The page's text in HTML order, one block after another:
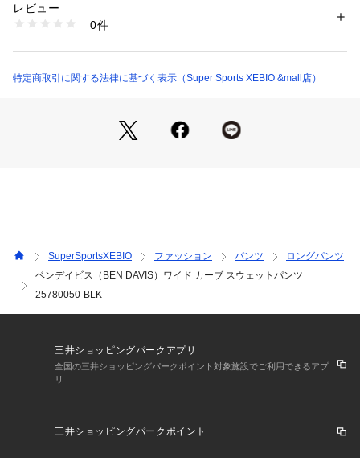
28cm 【股下】70.5cm 【すそ幅】28.5cm 【わたり幅】35cm
●Lサイズ詳細:【ウエスト】87cm 【ヒップ】116cm 【股上】
上】31cm 【股下】75cm 【すそ幅】30cm 【わたり幅】37cm
【商品の購入にあたっての注意事項】
※掲載の価格・製品のパッケージ・デザイン・仕様について、
予告なく変更することがあります。あらかじめご了承くださ
い。2025年秋冬モデル 2025fwmodel ベンデイビス BEN DAVI
S BENDAVIS スーパースポーツゼビオ ゼビオ Super Sports X
めんず 男性 黒 ブラック
商品番号：
10889888301 （ショップ）
レビュー
0件
特定商取引に関する法律に基づく表示（Super Sports XEBIO &mall店）
SuperSportsXEBIO ファッション パンツ
ロングパンツ
ベンデイビス（BEN DAVIS）ワイド カーブ スウェットパンツ
25780050-BLK
三井ショッピングパークアプリ
全国の三井ショッピングパークポイント対象施設でご利用できるアプ
リ
三井ショッピングパークポイント